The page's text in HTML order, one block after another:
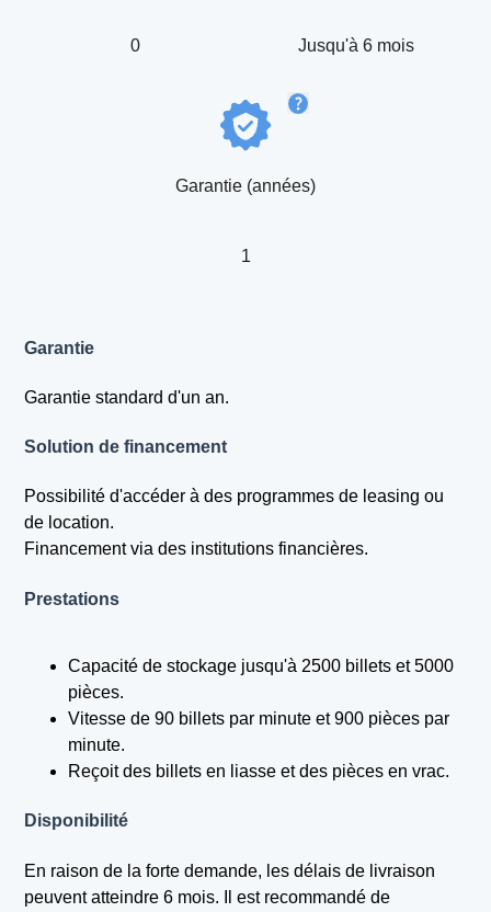
0 Jusqu'à 6 mois
Garantie (années)
1
Garantie
Garantie standard d'un an.
Solution de financement
Possibilité d'accéder à des programmes de leasing ou
de location.
Financement via des institutions financières.
Prestations
Capacité de stockage jusqu'à 2500 billets et 5000
pièces.
Vitesse de 90 billets par minute et 900 pièces par
minute.
Reçoit des billets en liasse et des pièces en vrac.
Disponibilité
En raison de la forte demande, les délais de livraison
peuvent atteindre 6 mois. Il est recommandé de